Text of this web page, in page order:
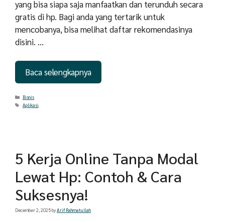
yang bisa siapa saja manfaatkan dan terunduh secara
gratis di hp. Bagi anda yang tertarik untuk
mencobanya, bisa melihat daftar rekomendasinya
disini. …
Baca selengkapnya
Categories
Bisnis
Tags
Aplikasi
5 Kerja Online Tanpa Modal
Lewat Hp: Contoh & Cara
Suksesnya!
December 2, 2025byArif Rahmatullah